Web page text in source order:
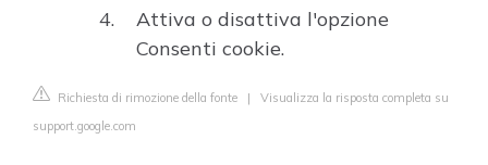
Attiva o disattiva l'opzione
Consenti cookie.
Richiesta di rimozione della fonte | Visualizza la risposta completa su
support.google.com